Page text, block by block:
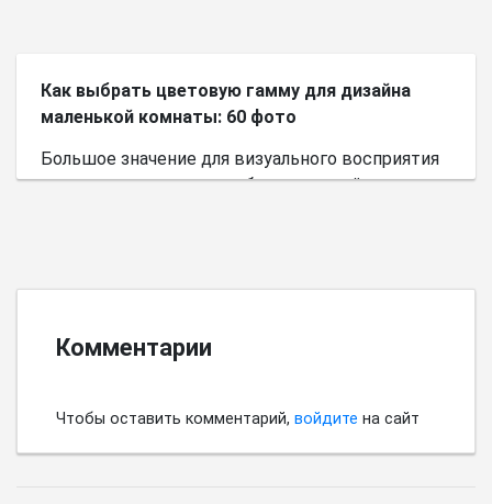
Как выбрать цветовую гамму для дизайна
маленькой комнаты: 60 фото
Большое значение для визуального восприятия
пространства имеет выбор цветовой палитры.
Комментарии
Чтобы оставить комментарий, войдите на сайт